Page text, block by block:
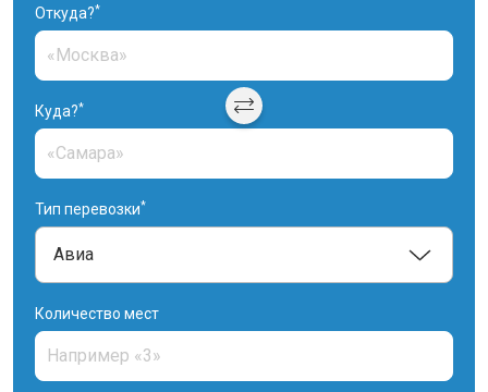
Откуда?*
Куда?*
Тип перевозки*
Количество мест